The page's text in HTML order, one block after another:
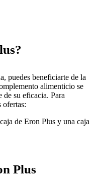
puedes beneficiarte de la
alimenticio se
de su eficacia. Para
ofertas:
de Eron Plus y una caja
Plus